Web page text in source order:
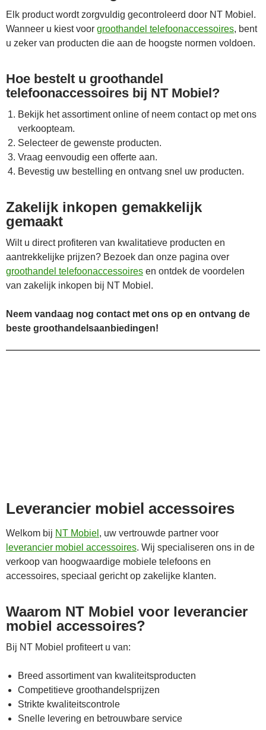
Elk product wordt zorgvuldig gecontroleerd door NT Mobiel.
Wanneer u kiest voor groothandel telefoonaccessoires, bent
u zeker van producten die aan de hoogste normen voldoen.
Hoe bestelt u groothandel
telefoonaccessoires bij NT Mobiel?
Bekijk het assortiment online of neem contact op met ons
verkoopteam.
Selecteer de gewenste producten.
Vraag eenvoudig een offerte aan.
Bevestig uw bestelling en ontvang snel uw producten.
Zakelijk inkopen gemakkelijk
gemaakt
Wilt u direct profiteren van kwalitatieve producten en
aantrekkelijke prijzen? Bezoek dan onze pagina over
groothandel telefoonaccessoires en ontdek de voordelen
van zakelijk inkopen bij NT Mobiel.
Neem vandaag nog contact met ons op en ontvang de
beste groothandelsaanbiedingen!
Leverancier mobiel accessoires
Welkom bij NT Mobiel , uw vertrouwde partner voor
leverancier mobiel accessoires. Wij specialiseren ons in de
verkoop van hoogwaardige mobiele telefoons en
accessoires, speciaal gericht op zakelijke klanten.
Waarom NT Mobiel voor leverancier
mobiel accessoires?
Bij NT Mobiel profiteert u van:
Breed assortiment van kwaliteitsproducten
Competitieve groothandelsprijzen
Strikte kwaliteitscontrole
Snelle levering en betrouwbare service